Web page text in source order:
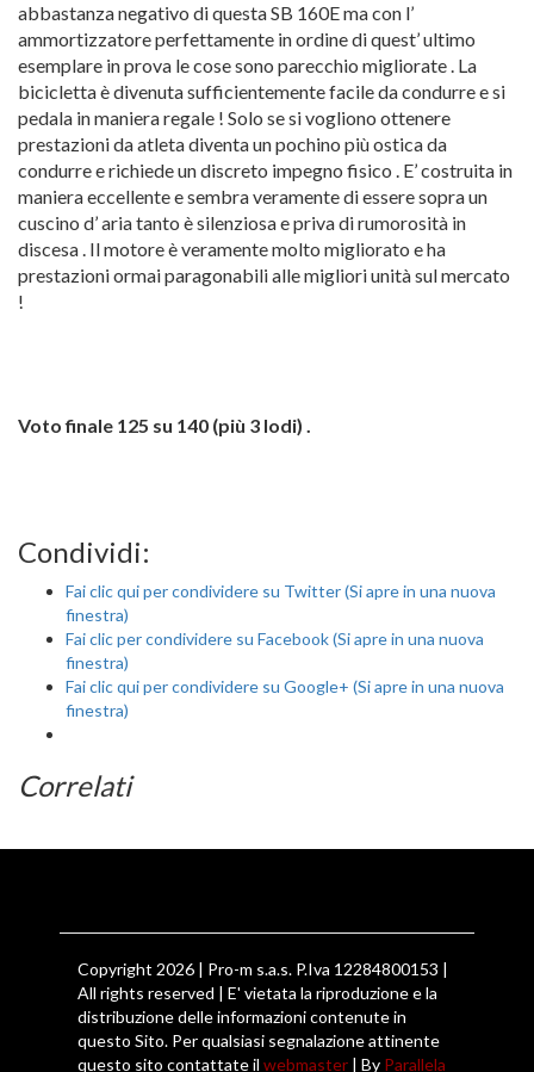
abbastanza negativo di questa SB 160E ma con l’
ammortizzatore perfettamente in ordine di quest’ ultimo
esemplare in prova le cose sono parecchio migliorate . La
bicicletta è divenuta sufficientemente facile da condurre e si
pedala in maniera regale ! Solo se si vogliono ottenere
prestazioni da atleta diventa un pochino più ostica da
condurre e richiede un discreto impegno fisico . E’ costruita in
maniera eccellente e sembra veramente di essere sopra un
cuscino d’ aria tanto è silenziosa e priva di rumorosità in
discesa . Il motore è veramente molto migliorato e ha
prestazioni ormai paragonabili alle migliori unità sul mercato
!
Voto finale 125 su 140 (più 3 lodi) .
Condividi:
Fai clic qui per condividere su Twitter (Si apre in una nuova
finestra)
Fai clic per condividere su Facebook (Si apre in una nuova
finestra)
Fai clic qui per condividere su Google+ (Si apre in una nuova
finestra)
Correlati
Copyright 2026 | Pro-m s.a.s. P.Iva 12284800153 |
All rights reserved | E' vietata la riproduzione e la
distribuzione delle informazioni contenute in
questo Sito. Per qualsiasi segnalazione attinente
questo sito contattate il webmaster | By Parallela